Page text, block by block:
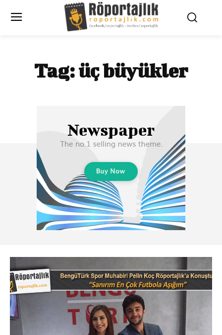
Tag:üç büyükler